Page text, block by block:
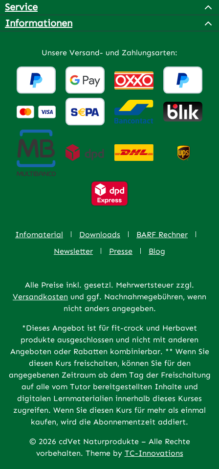
Service
Informationen
Unsere Versand- und Zahlungsarten:
Infomaterial Downloads
BARF Rechner
Newsletter
Presse Blog
Alle Preise inkl. gesetzl. Mehrwertsteuer zzgl.
Versandkosten und ggf. Nachnahmegebühren, wenn
nicht anders angegeben.
*Dieses Angebot ist für fit-crock und Herbavet
produkte ausgeschlossen und nicht mit anderen
Angeboten oder Rabatten kombinierbar. ** Wenn Sie
diesen Kurs freischalten, können Sie für den
angegebenen Zeitraum ab dem Tag der Freischaltung
auf alle vom Tutor bereitgestellten Inhalte und
digitalen Lernmaterialien innerhalb dieses Kurses
zugreifen. Wenn Sie diesen Kurs für mehr als einmal
kaufen, wird die Abonnementzeit addiert.
© 2026 cdVet Naturprodukte – Alle Rechte
vorbehalten. Theme by TC-Innovations